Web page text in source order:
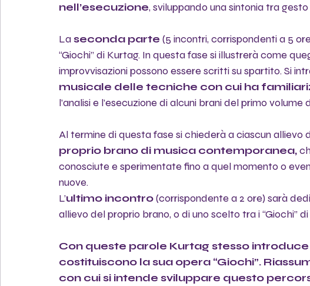
nell’esecuzione, sviluppando una sintonia tra gesto
La seconda parte (5 incontri, corrispondenti a 5
“Giochi” di Kurtag. In questa fase si illustrerà come
improvvisazioni possono essere scritti su spartito. Si
musicale delle tecniche con cui ha
l’analisi e l’esecuzione di alcuni brani del primo volume
Al termine di questa fase si chiederà a ciascun allievo
proprio brano di musica contemporanea,
conosciute e sperimentate fino a quel momento o
nuove.
L’ultimo incontro (corrispondente a 2 ore) sarà
allievo del proprio brano, o di uno scelto tra i “Giochi”
Con queste parole Kurtag stesso
costituiscono la sua opera “Giochi”.
con cui si intende sviluppare questo